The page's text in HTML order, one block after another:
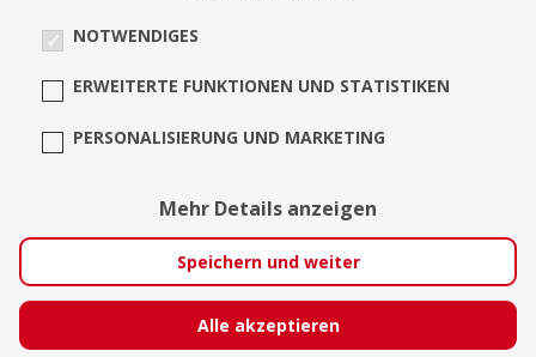
NOTWENDIGES
ERWEITERTE FUNKTIONEN UND STATISTIKEN
PERSONALISIERUNG UND MARKETING
Mehr Details anzeigen
Speichern und weiter
Alle akzeptieren